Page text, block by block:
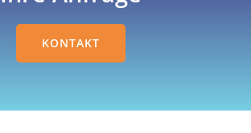
KONTAKT